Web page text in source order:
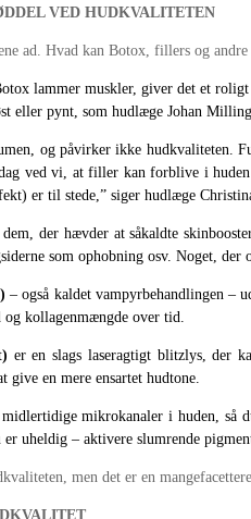
VED HUDKVALITETEN
ad. Hvad kan Botox, fillers og
lammer muskler, giver det et
eller pynt, som hudlæge Johan
og påvirker ikke hudkvaliteten.
ved vi, at filler kan forblive i
er til stede,” siger hudlæge
der hævder at såkaldte
som ophobning osv. Noget,
– også kaldet vampyrbehandlingen –
kollagenmængde over tid.
er en slags laseragtigt blitzlys, der
en mere ensartet hudtone.
midlertidige mikrokanaler i huden, så
uheldig – aktivere slumrende
men det er en